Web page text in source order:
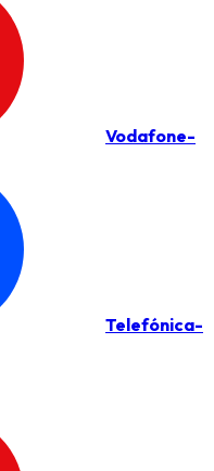
Vodafone-
Telefónica-